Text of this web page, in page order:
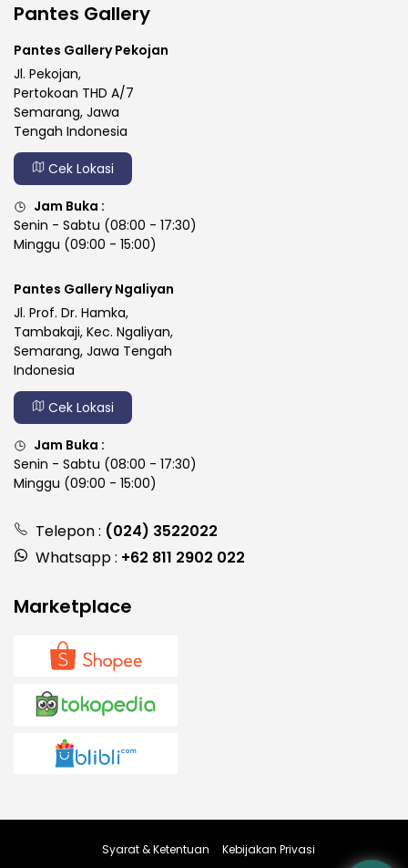
Pantes Gallery
Pantes Gallery Pekojan
Jl. Pekojan,
Pertokoan THD A/7
Semarang, Jawa
Tengah Indonesia
Cek Lokasi
Jam Buka :
Senin - Sabtu (08:00 - 17:30)
Minggu (09:00 - 15:00)
Pantes Gallery Ngaliyan
Jl. Prof. Dr. Hamka,
Tambakaji, Kec. Ngaliyan,
Semarang, Jawa Tengah
Indonesia
Cek Lokasi
Jam Buka :
Senin - Sabtu (08:00 - 17:30)
Minggu (09:00 - 15:00)
Telepon : (024) 3522022
Whatsapp : +62 811 2902 022
Marketplace
Syarat & Ketentuan Kebijakan Privasi